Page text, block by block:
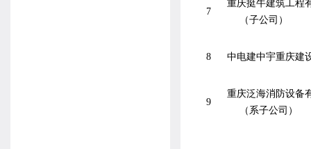
7
重庆挺牛建筑工程
（子公司）
8 中电建中宇重庆建
9
重庆泛海消防设备
（系子公司）